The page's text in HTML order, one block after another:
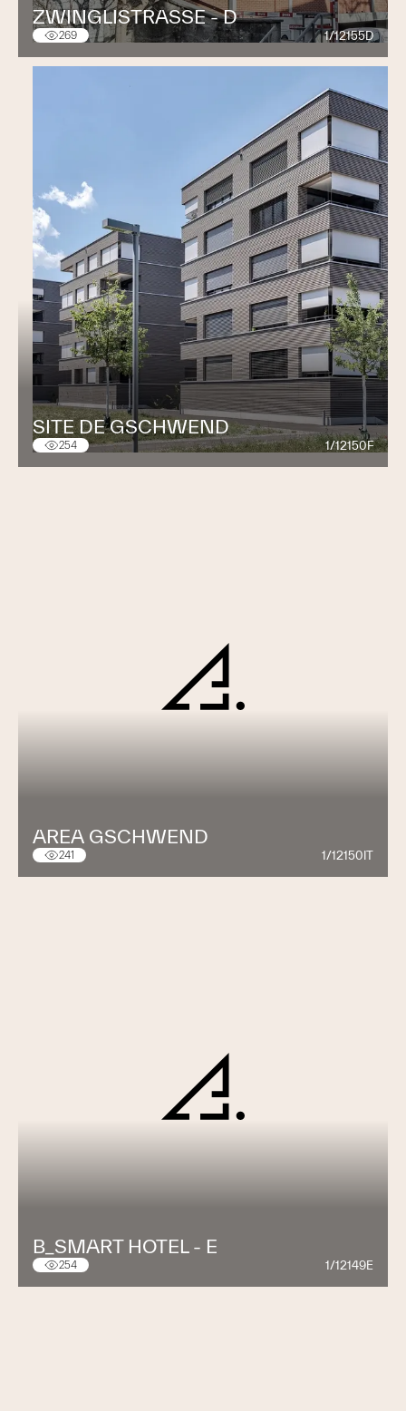
ZWINGLISTRASSE - D
269 1/12155D
SITE DE GSCHWEND
254 1/12150F
AREA GSCHWEND
241 1/12150IT
B_SMART HOTEL - E
254 1/12149E